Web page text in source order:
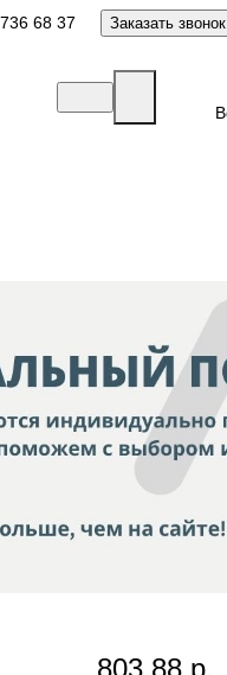
68 37 Заказать звонок